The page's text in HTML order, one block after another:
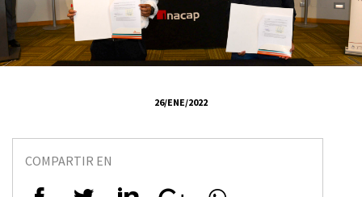
26/ENE/2022
COMPARTIR EN